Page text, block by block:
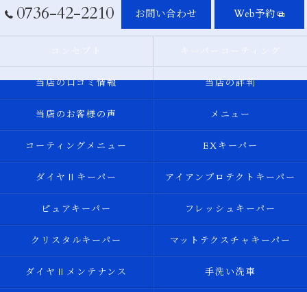
0736-42-2210 お問い合わせ Web予約
コンセプト キーパーコーティング
当店の口コミ情報 当店の評判
当店のお客様の声 メニュー
コーティングメニュー EXキーパー
ダイヤⅡキーパー アイアンプロテクトキーパー
ピュアキーパー フレッシュキーパー
クリスタルキーパー マットテクスチャキーパー
ダイヤⅡメンテナンス 手洗い洗車